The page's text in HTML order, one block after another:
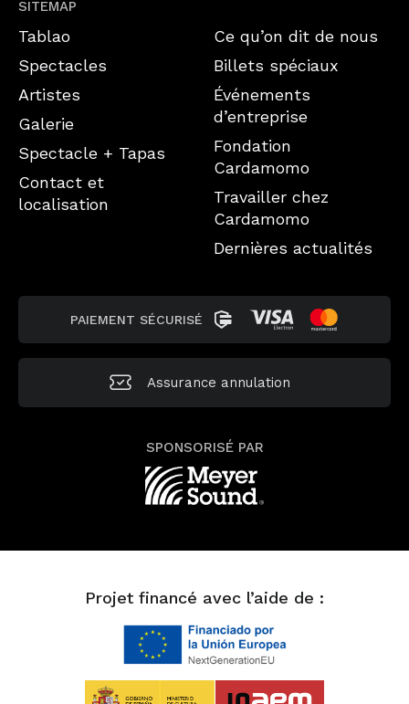
SITEMAP
Tablao
Spectacles
Artistes
Galerie
Spectacle + Tapas
Contact et
localisation
Ce qu’on dit de nous
Billets spéciaux
Événements
d’entreprise
Fondation
Cardamomo
Travailler chez
Cardamomo
Dernières actualités
PAIEMENT SÉCURISÉ
Assurance annulation
SPONSORISÉ PAR
Projet financé avec l’aide de :